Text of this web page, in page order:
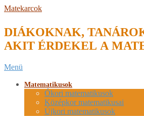
Skip
content
Matekarcok
DIÁKOKNAK,
AKIT ÉRDEKEL A
Secondary
Menu
Menü
Matematikusok
Ókori matematikusok
Középkor matematikusai
Újkori matematikusok